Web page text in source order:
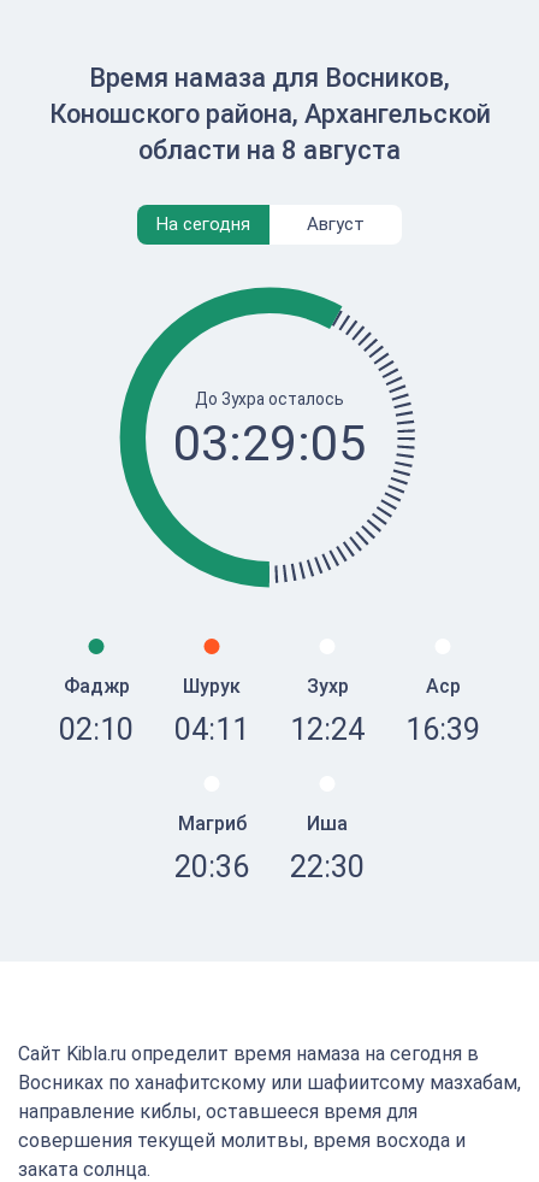
Время намаза для Восников,
Коношского района, Архангельской
области на 8 августа
На сегодня Август
До Зухра осталось
03:29:05
Фаджр
02:10
Шурук
04:11
Зухр
12:24
Аср
16:39
Магриб
20:36
Иша
22:30
Сайт Kibla.ru определит время намаза на сегодня в
Восниках по ханафитскому или шафиитсому мазхабам,
направление киблы, оставшееся время для
совершения текущей молитвы, время восхода и
заката солнца.